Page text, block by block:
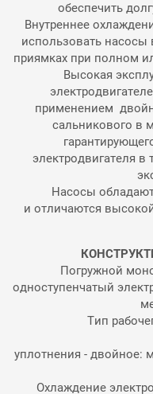
обеспечить
Внутреннее
использовать насосы
приямках при полном
Высокая
применением
сальникового в
электродвигателя в
Насосы
и отличаются
Погружной
одноступенчатый
Тип
уплотнения - двойное:
Охлаждение